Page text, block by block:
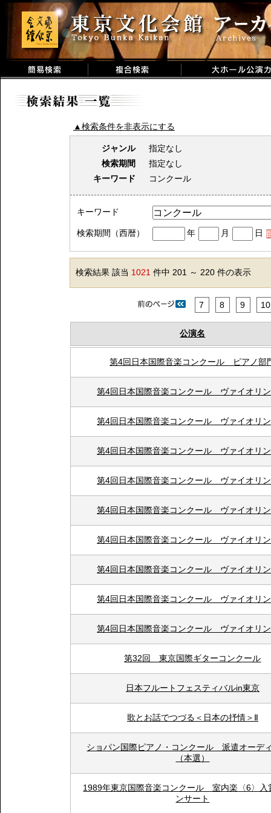
▲検索条件を非表示にする
ジャンル
指定なし
検索期間
指定なし
キーワード
コンクール
キーワード
検索期間（西暦） 年 月 日
検索結果 該当 1021 件中 201 ～ 220 件の表示
7 8 9 10
公演名
第4回日本国際音楽コンクール ピアノ部
第4回日本国際音楽コンクール ヴァイオリ
第4回日本国際音楽コンクール ヴァイオリ
第4回日本国際音楽コンクール ヴァイオリ
第4回日本国際音楽コンクール ヴァイオリ
第4回日本国際音楽コンクール ヴァイオリ
第4回日本国際音楽コンクール ヴァイオリ
第4回日本国際音楽コンクール ヴァイオリ
第4回日本国際音楽コンクール ヴァイオリ
第4回日本国際音楽コンクール ヴァイオリ
第32回 東京国際ギターコンクール
日本フルートフェスティバルin東京
歌とお話でつづる＜日本の抒情＞Ⅱ
ショパン国際ピアノ・コンクール 派遣オーデ
（本選）
1989年東京国際音楽コンクール 室内楽〈6〉入
ンサート